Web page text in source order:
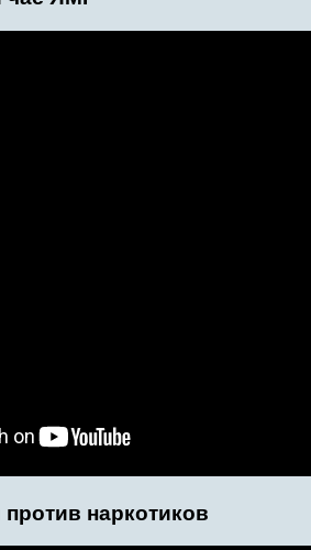
наркотиков